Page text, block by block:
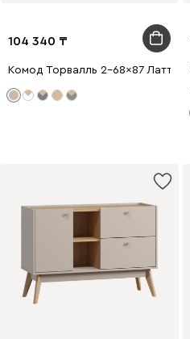
104 340
Комод Торвалль 2-68x87 Латте